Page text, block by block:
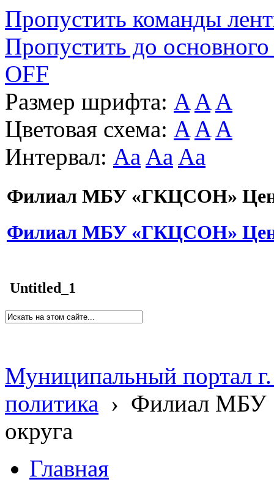
Пропустить команды
Пропустить до основного
OFF
Размер шрифта: A A A
Цветовая схема: A A A
Интервал: Aa Aa Aa
Филиал МБУ «ГКЦСОН»
Филиал МБУ «ГКЦСОН»
Untitled_1
Муниципальный портал
политика › Филиал МБУ
округа
Главная